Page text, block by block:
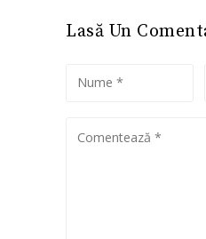
Lasă Un